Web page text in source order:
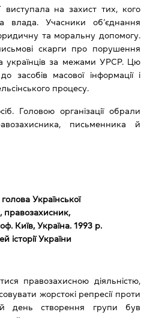
на захист тих, кого
влада. Учасники об’єднання
та моральну допомогу.
скарги про порушення
українців за межами УРСР. Цю
засобів масової інформації і
процесу.
Головою організації обрали
письменника й
Української
правозахисник,
Київ, Україна. 1993 р.
історії України
правозахисною діяльністю,
жорстокі репресії проти
день створення групи був